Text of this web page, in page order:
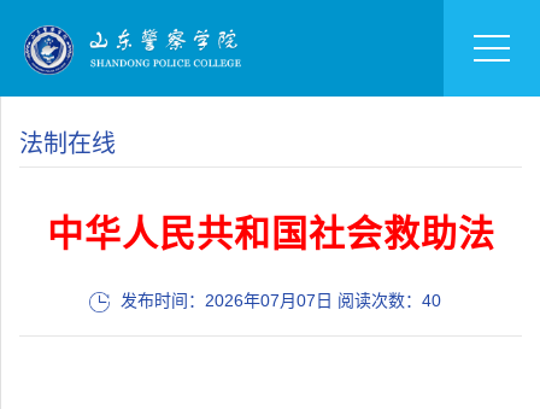
法制在线
中华人民共和国社会救助法
发布时间：2026年07月07日 阅读次数： 40